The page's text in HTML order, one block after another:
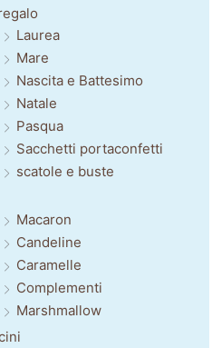
Laurea
Mare
Nascita e Battesimo
Natale
Pasqua
Sacchetti portaconfetti
scatole e buste
Macaron
Candeline
Caramelle
Complementi
Marshmallow